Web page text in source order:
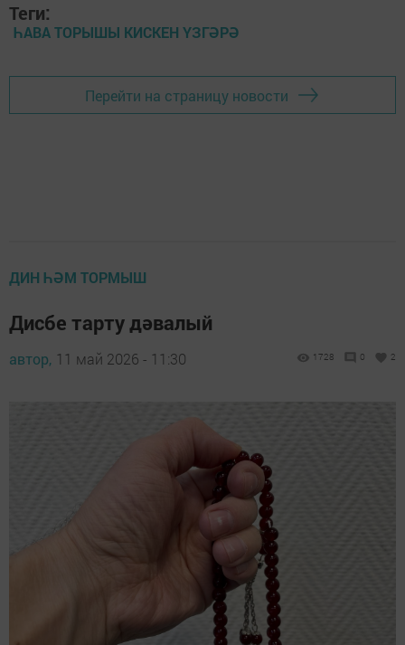
Теги:
ҺАВА ТОРЫШЫ КИСКЕН ҮЗГӘРӘ
Перейти на страницу новости
ДИН ҺӘМ ТОРМЫШ
Дисбе тарту дәвалый
автор, 11 май 2026 - 11:30 1728 0 2